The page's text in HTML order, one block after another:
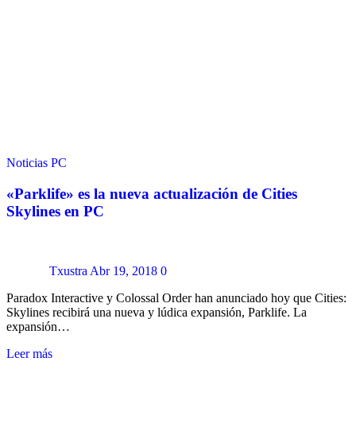
Noticias PC
«Parklife» es la nueva actualización de Cities
Skylines en PC
Txustra Abr 19, 2018 0
Paradox Interactive y Colossal Order han anunciado hoy que Cities:
Skylines recibirá una nueva y lúdica expansión, Parklife. La
expansión…
Leer más